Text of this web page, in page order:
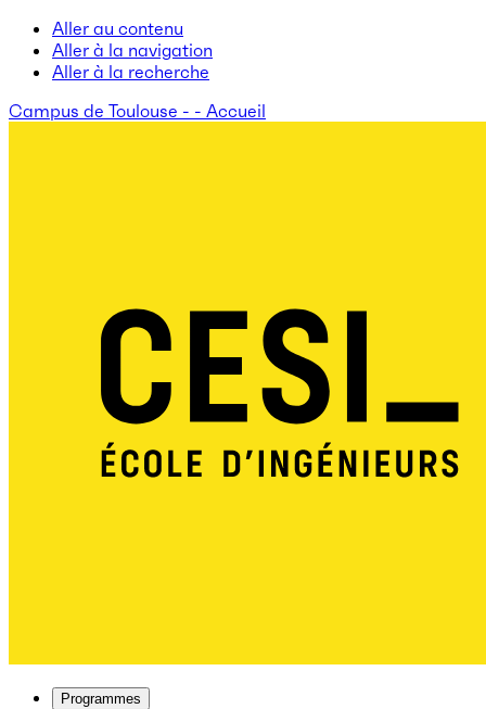
Aller au contenu
Aller à la navigation
Aller à la recherche
Campus de Toulouse - - Accueil
Programmes